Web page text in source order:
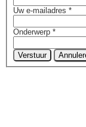
Uw e-mailadres *
Onderwerp *
Verstuur